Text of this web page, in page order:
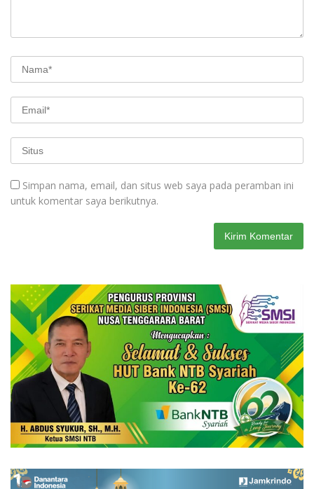
Simpan nama, email, dan situs web saya pada peramban ini
untuk komentar saya berikutnya.